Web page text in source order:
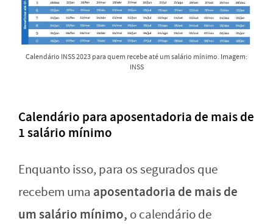
Calendário INSS 2023 para quem recebe até um salário mínimo. Imagem:
INSS
Calendário para aposentadoria de mais de
1 salário mínimo
Enquanto isso, para os segurados que
recebem uma aposentadoria de mais de
um salário mínimo, o calendário de